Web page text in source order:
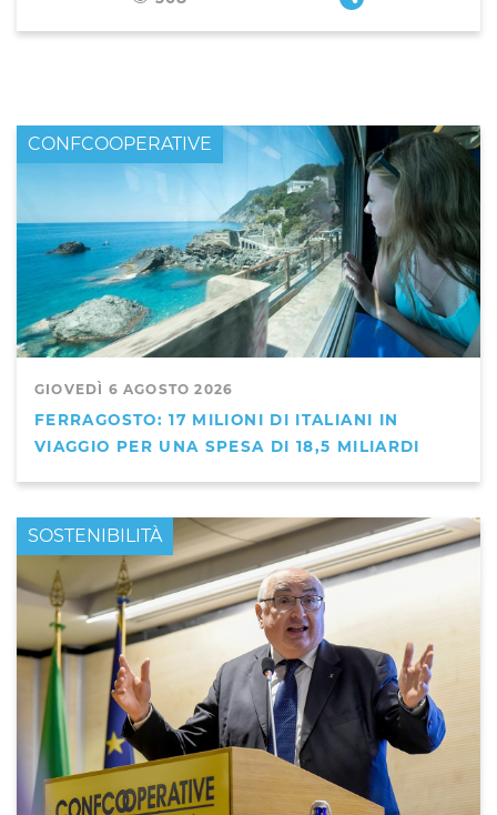
GIOVEDÌ 6 AGOSTO 2026
FERRAGOSTO: 17 MILIONI DI ITALIANI IN
VIAGGIO PER UNA SPESA DI 18,5 MILIARDI
CONFCOOPERATIVE
PRIMO PIANO
SOSTENIBILITÀ